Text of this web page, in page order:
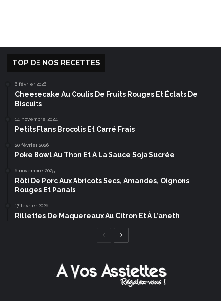
TOP DE NOS RECETTES
6 février 2026
Cheesecake Au Coulis De Fruits Rouges Et Éclats De
Biscuits
14 novembre 2024
Petits Flans Brocolis Et Carré Frais
20 février 2026
Poke Bowl Au Thon Et À La Sauce Soja Sucrée
6 novembre 2025
Rôti De Porc Aux Abricots Secs, Amandes, Oignons
Rouges Et Panais
17 février 2026
Rillettes De Maquereaux Au Citron Et À L’aneth
Page